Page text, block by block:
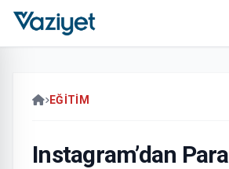
EĞİTİM
Instagram’dan Para